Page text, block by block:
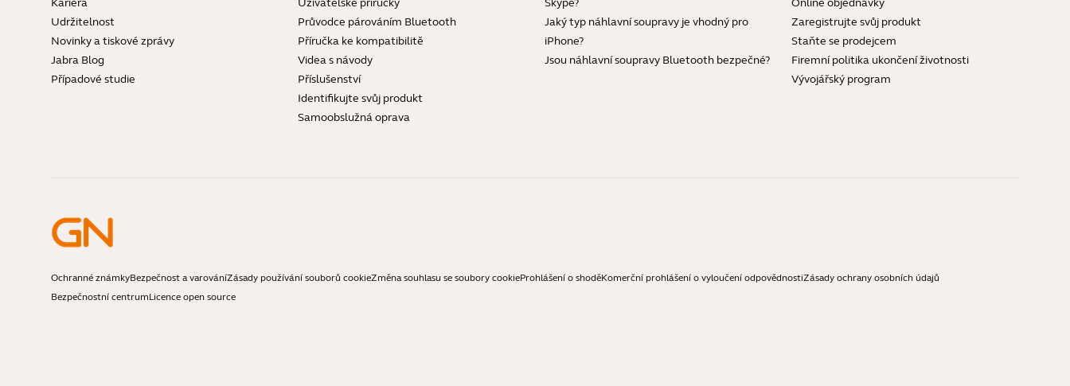
Kariéra
Udržitelnost
Novinky a tiskové zprávy
Jabra Blog
Případové studie
Uživatelské příručky
Průvodce párováním Bluetooth
Příručka ke kompatibilitě
Videa s návody
Příslušenství
Identifikujte svůj produkt
Samoobslužná oprava
Skype?
Jaký typ náhlavní soupravy je vhodný pro
iPhone?
Jsou náhlavní soupravy Bluetooth bezpečné?
Online objednávky
Zaregistrujte svůj produkt
Staňte se prodejcem
Firemní politika ukončení životnosti
Vývojářský program
Ochranné známkyBezpečnost a varováníZásady používání souborů cookieZměna souhlasu se soubory cookieProhlášení o shoděKomerční prohlášení o vyloučení odpovědnostiZásady ochrany osobních údajů
Bezpečnostní centrumLicence open source